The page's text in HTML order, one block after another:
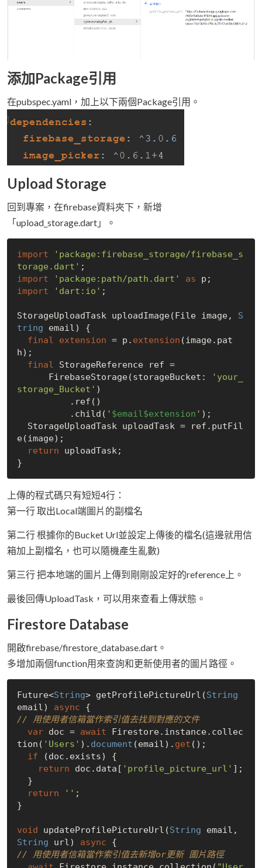
添加Package引用
在pubspec.yaml，加上以下兩個Package引用。
Upload Storage
回到專案，在firebase資料夾下，新增
「upload_storage.dart」。
import
'package:firebase_storage/firebase_s
torage.dart'
import
'package:path/path.dart' as
import
'dart:io' ;
StorageUploadTask uploadImage(File image, S
tring email) {
final
extension = p. extension (image.pat
h);
final StorageReference ref =
      FirebaseStorage(storageBucket:
'your_
storage_Bucket' )
          .child(
' $email$extension ' );
e(image);
return uploadTask;
上傳的程式碼只有短短4行：
第一行 取出Local端圖片的副檔名
第二行 根據你的Bucket Url並設定上傳後的檔名(這邊就用信
箱加上副檔名，也可以隨機產生亂數)
第三行 把本地端的圖片上傳到剛剛設定好的reference上。
最後回傳UploadTask，可以用來查看上傳狀態。
Firestore Database
開啟firebase/firestore_database.dart。
多增加兩個function用來查詢和更新使用者的圖片路徑。
Future<String> getProfilePictureUrl(String
email) async
// 用使用者信箱當作索引值去找到對應的文件
var doc = await Firestore.instance.collec
tion( 'Users' ). document (email). get ();
if (doc.exists) {
return doc.data[ 'profile_picture_url' ];
return
'' ;
}
void updateProfilePictureUrl(String
String url) async
// 用使用者信箱當作索引值去新增or更新 圖片路徑